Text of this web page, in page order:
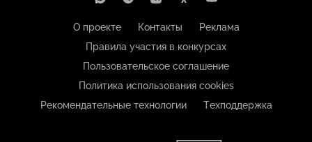
О проекте Контакты
Реклама
Правила участия в конкурсах
Пользовательское соглашение
Политика использования cookies
Рекомендательные технологии
Техподдержка